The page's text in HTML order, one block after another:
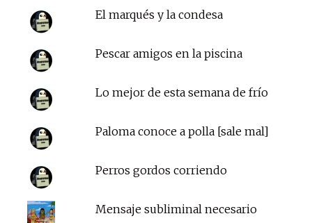
El marqués y la condesa
Pescar amigos en la piscina
Lo mejor de esta semana de frío
Paloma conoce a polla [sale mal]
Perros gordos corriendo
Mensaje subliminal necesario